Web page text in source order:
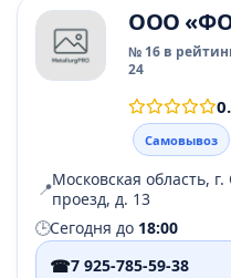
ООО
№ 16 в
24
Самовывоз
📍Московская область,
проезд, д. 13
🕒Сегодня до 18:00
☎7 925-785-59-38